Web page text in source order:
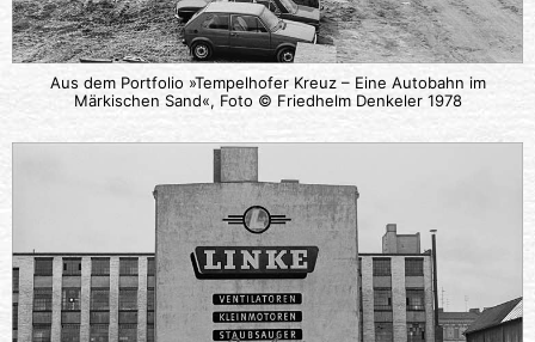
Aus dem Portfolio »Tempelhofer Kreuz – Eine Autobahn im
Märkischen Sand«, Foto © Friedhelm Denkeler 1978